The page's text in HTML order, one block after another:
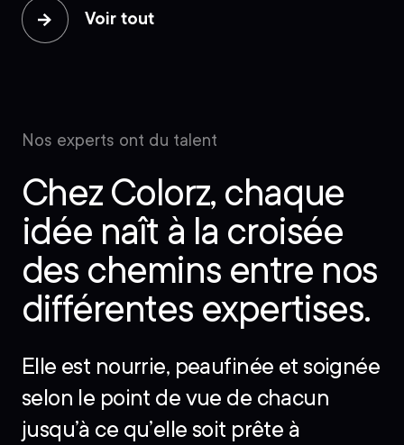
Voir tout
Nos experts ont du talent
Chez Colorz, chaque
idée naît à la croisée
des chemins entre nos
différentes expertises.
Elle est nourrie, peaufinée et soignée
selon le point de vue de chacun
jusqu’à ce qu’elle soit prête à